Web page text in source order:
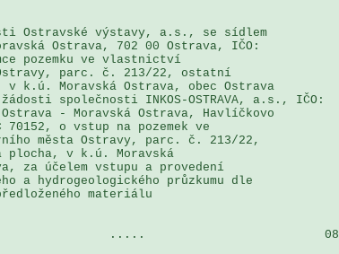
Ostravské výstavy, a.s., se sídlem
Ostrava, 702 00 Ostrava, IČO:
pozemku ve vlastnictví
parc. č. 213/22, ostatní
k.ú. Moravská Ostrava, obec Ostrava
společnosti INKOS-OSTRAVA, a.s., IČO:
- Moravská Ostrava, Havlíčkovo
70152, o vstup na pozemek ve
města Ostravy, parc. č. 213/22,
v k.ú. Moravská
za účelem vstupu a provedení
a hydrogeologického průzkumu dle
materiálu
.....                         08